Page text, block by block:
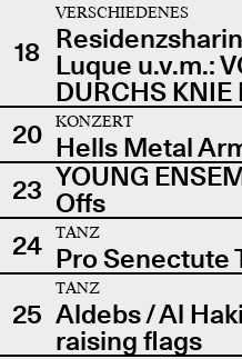
18
VERSCHIEDENES
Luque u.v.m.:
DURCHS KNIE
20
KONZERT
Hells Metal
23 YOUNG
Offs
24
TANZ
Pro Senectute
25
TANZ
Aldebs / Al
raising flags